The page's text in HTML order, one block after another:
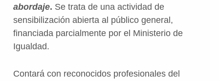
abordaje. Se trata de una actividad de
sensibilización abierta al público general,
financiada parcialmente por el Ministerio de
Igualdad.
Contará con reconocidos profesionales del